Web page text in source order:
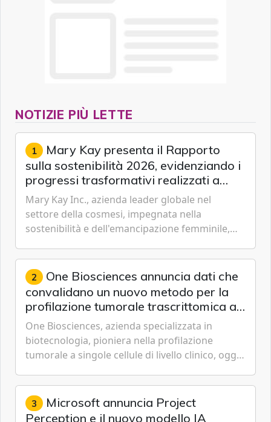
NOTIZIE PIÙ LETTE
1 Mary Kay presenta il Rapporto
sulla sostenibilità 2026, evidenziando i
progressi trasformativi realizzati a
livello globale nelle sfere sociale,
economica e ambientale
Mary Kay Inc., azienda leader globale nel
settore della cosmesi, impegnata nella
sostenibilità e dell'emancipazione femminile,
sostenibilità 2026, una panora...
2 One Biosciences annuncia dati che
convalidano un nuovo metodo per la
profilazione tumorale trascrittomica a
singole cellule da campioni istologici
One Biosciences, azienda specializzata in
biotecnologia, pioniera nella profilazione
tumorale a singole cellule di livello clinico, oggi
espressione dell'...
3 Microsoft annuncia Project
Perception e il nuovo modello IA